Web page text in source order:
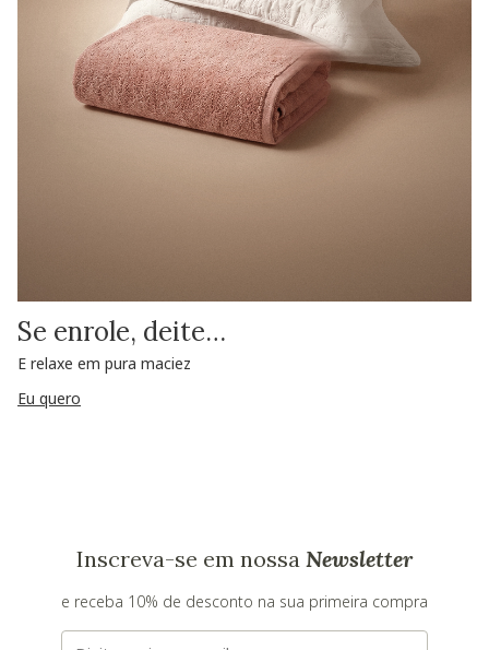
Se enrole, deite…
E relaxe em pura maciez
Eu quero
Inscreva-se em nossa Newsletter
e receba 10% de desconto na sua primeira compra
E-mail